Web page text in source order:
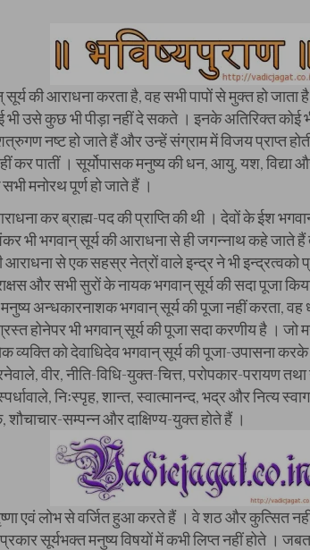
की आराधना करता है, वह सभी पापों से मुक्त हो जाता
भी उसे कुछ भी पीड़ा नहीं दे सकते । इनके अतिरिक्त कोई
नष्ट हो जाते हैं और उन्हें संग्राम में विजय प्राप्त होती
कर पातीं । सूर्योपासक मनुष्य की धन, आयु, यश,
मनोरथ पूर्ण हो जाते हैं ।
कर ब्राह्म-पद की प्राप्ति की थी । देवों के ईश
भी भगवान् सूर्य की आराधना से ही जगन्नाथ कहे जाते
से एक सहस्र नेत्रों वाले इन्द्र ने भी इन्द्रत्वको
और सभी सुरों के नायक भगवान् सूर्य की सदा पूजा
मनुष्य अन्धकारनाशक भगवान् सूर्य की पूजा नहीं करता, वह
होनेपर भी भगवान् सूर्य की पूजा सदा करणीय है । जो
व्यक्ति को देवाधिदेव भगवान् सूर्य की पूजा-उपासना
वीर, नीति-विधि-युक्त-चित्त, परोपकार-परायण
निःस्पृह, शान्त, स्वात्मानन्द, भद्र और नित्य
सम्पन्न और दाक्षिण्य-युक्त होते हैं ।
एवं लोभ से वर्जित हुआ करते हैं । वे शठ और कुत्सित
सूर्यभक्त मनुष्य विषयों में कभी लिप्त नहीं होते ।